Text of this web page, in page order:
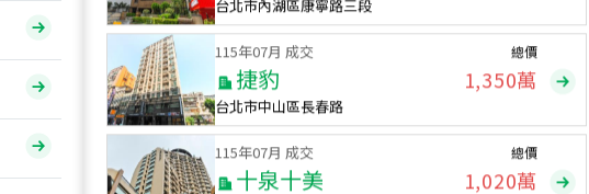
115年07月 成交
捷豹
台北市中山區長春路
總價
1,350萬
115年07月 成交
十泉十美
台北市北投區光明路
總價
1,020萬